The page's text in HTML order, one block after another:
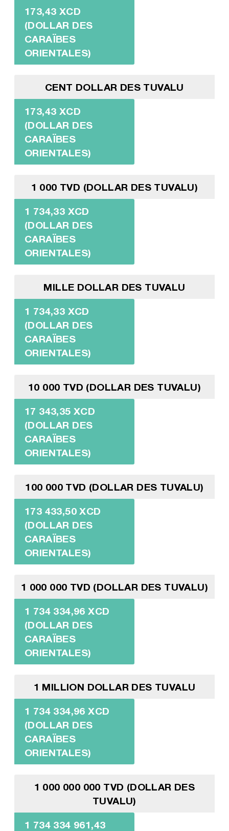
173,43 XCD
(DOLLAR DES
CARAÏBES
ORIENTALES)
CENT DOLLAR DES TUVALU
173,43 XCD
(DOLLAR DES
CARAÏBES
ORIENTALES)
1 000 TVD (DOLLAR DES TUVALU)
1 734,33 XCD
(DOLLAR DES
CARAÏBES
ORIENTALES)
MILLE DOLLAR DES TUVALU
1 734,33 XCD
(DOLLAR DES
CARAÏBES
ORIENTALES)
10 000 TVD (DOLLAR DES TUVALU)
17 343,35 XCD
(DOLLAR DES
CARAÏBES
ORIENTALES)
100 000 TVD (DOLLAR DES TUVALU)
173 433,50 XCD
(DOLLAR DES
CARAÏBES
ORIENTALES)
1 000 000 TVD (DOLLAR DES TUVALU)
1 734 334,96 XCD
(DOLLAR DES
CARAÏBES
ORIENTALES)
1 MILLION DOLLAR DES TUVALU
1 734 334,96 XCD
(DOLLAR DES
CARAÏBES
ORIENTALES)
1 000 000 000 TVD (DOLLAR DES
TUVALU)
1 734 334 961,43